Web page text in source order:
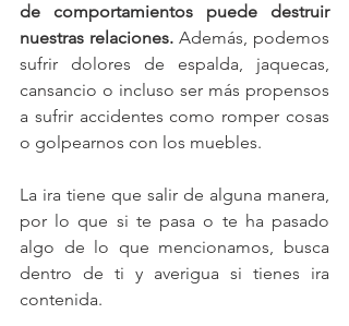
de comportamientos puede destruir
nuestras relaciones. Además, podemos
sufrir dolores de espalda, jaquecas,
cansancio o incluso ser más propensos
a sufrir accidentes como romper cosas
o golpearnos con los muebles.
La ira tiene que salir de alguna manera,
por lo que si te pasa o te ha pasado
algo de lo que mencionamos, busca
dentro de ti y averigua si tienes ira
contenida.